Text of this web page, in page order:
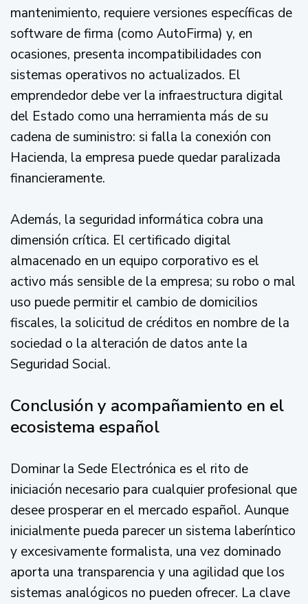
mantenimiento, requiere versiones específicas de
software de firma (como AutoFirma) y, en
ocasiones, presenta incompatibilidades con
sistemas operativos no actualizados. El
emprendedor debe ver la infraestructura digital
del Estado como una herramienta más de su
cadena de suministro: si falla la conexión con
Hacienda, la empresa puede quedar paralizada
financieramente.
Además, la seguridad informática cobra una
dimensión crítica. El certificado digital
almacenado en un equipo corporativo es el
activo más sensible de la empresa; su robo o mal
uso puede permitir el cambio de domicilios
fiscales, la solicitud de créditos en nombre de la
sociedad o la alteración de datos ante la
Seguridad Social.
Conclusión y acompañamiento en el
ecosistema español
Dominar la Sede Electrónica es el rito de
iniciación necesario para cualquier profesional que
desee prosperar en el mercado español. Aunque
inicialmente pueda parecer un sistema laberíntico
y excesivamente formalista, una vez dominado
aporta una transparencia y una agilidad que los
sistemas analógicos no pueden ofrecer. La clave